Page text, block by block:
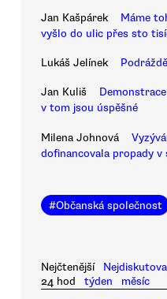
Jan Kašpárek
Máme
vyšlo do ulic přes sto
Lukáš Jelínek
Jan Kuliš
v tom jsou úspěšné
Milena Johnová
dofinancovala propady v
#Občanská společnost
Nejčtenější
24 hod
týden měsíc